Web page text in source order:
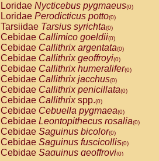
Loridae Nycticebus pygmaeus(0)
Loridae Perodicticus potto(0)
Tarsiidae Tarsius syrichta(0)
Cebidae Callimico goeldii(0)
Cebidae Callithrix argentata(0)
Cebidae Callithrix geoffroyi(0)
Cebidae Callithrix humeralifer(0)
Cebidae Callithrix jacchus(0)
Cebidae Callithrix penicillata(0)
Cebidae Callithrixspp.(0)
Cebidae Cebuella pygmaea(0)
Cebidae Leontopithecus rosalia(0)
Cebidae Saguinus bicolor(0)
Cebidae Saguinus fuscicollis(0)
Cebidae Saguinus geoffroyi(0)